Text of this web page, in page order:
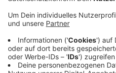
Die Schäden stammen von
der Silvesternacht erlaubt.
Jahr rund um den
Böllern. In dem aktuellen